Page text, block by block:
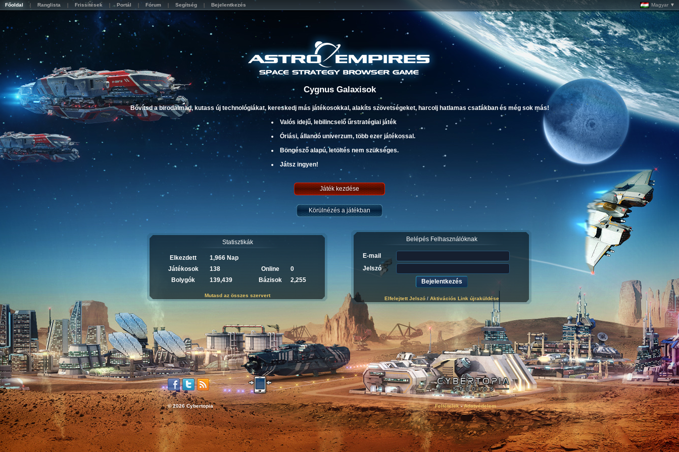
Főoldal Ranglista Frissítések Portál Fórum Segítség Bejelentkezés Magyar ▼
Cygnus Galaxisok
Bővítsd a birodalmad, kutass új technológiákat, kereskedj más játékosokkal, alakíts szövetségeket, harcolj hatlamas csatákban és még sok más!
Valós idejű, lebilincselő űrstratégiai játék
Óriási, állandó univerzum, több ezer játékossal.
Böngésző alapú, letöltés nem szükséges.
Játsz ingyen!
Játék kezdése
Körülnézés a játékban
Statisztikák
Elkezdett
1,966 Nap
Játékosok
138 Online
0
Bolygók
139,439 Bázisok 2,255
Mutasd az összes szervert
Belépés Felhasználóknak
E-mail
Jelszó
Elfelejtett Jelszó/ Aktivációs Link újraküldése
© 2026 Cybertopia Feltételek-Adatvédelem